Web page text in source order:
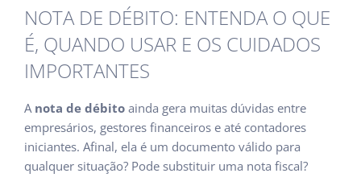
NOTA DE DÉBITO: ENTENDA O QUE
É, QUANDO USAR E OS CUIDADOS
IMPORTANTES
A nota de débito ainda gera muitas dúvidas entre
empresários, gestores financeiros e até contadores
iniciantes. Afinal, ela é um documento válido para
qualquer situação? Pode substituir uma nota fiscal?